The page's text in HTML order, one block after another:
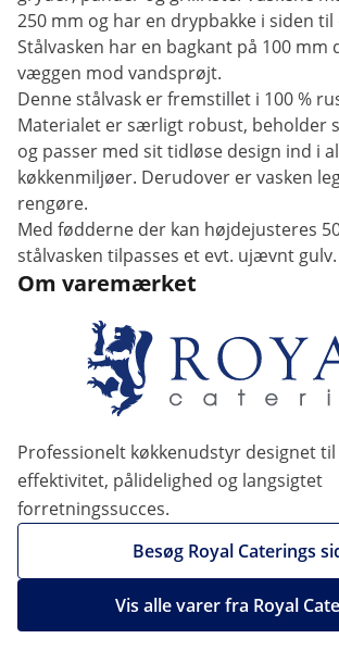
250 mm og har en drypbakke i siden til
Stålvasken har en bagkant på 100 mm
væggen mod vandsprøjt.
Denne stålvask er fremstillet i 100 %
Materialet er særligt robust, beholder
og passer med sit tidløse design ind i
køkkenmiljøer. Derudover er vasken
rengøre.
Med fødderne der kan højdejusteres
stålvasken tilpasses et evt. ujævnt gulv.
Om varemærket
Professionelt køkkenudstyr designet
effektivitet, pålidelighed og langsigtet
forretningssucces.
Besøg Royal Caterings
Vis alle varer fra Royal